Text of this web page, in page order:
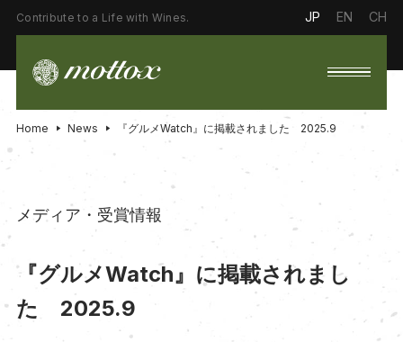
Contribute to a Life with Wines. JP EN CH
Home News 『グルメWatch』に掲載されました 2025.9
メディア・受賞情報
『グルメWatch』に掲載されまし
た 2025.9